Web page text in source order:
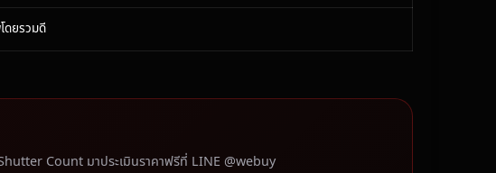
ดยรวมดี
Count มาประเมินราคาฟรีที่ LINE @webuy